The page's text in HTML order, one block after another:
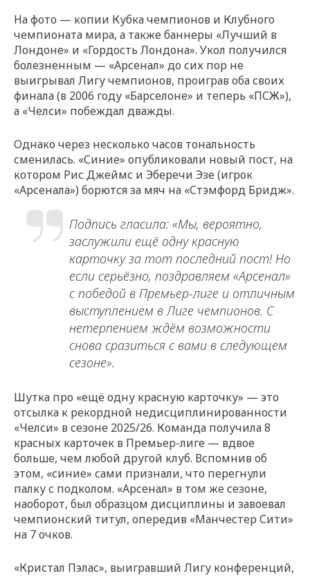
На фото — копии Кубка чемпионов и Клубного
чемпионата мира, а также баннеры «Лучший в
Лондоне» и «Гордость Лондона». Укол получился
болезненным — «Арсенал» до сих пор не
выигрывал Лигу чемпионов, проиграв оба своих
финала (в 2006 году «Барселоне» и теперь «ПСЖ»),
а «Челси» побеждал дважды.
Однако через несколько часов тональность
сменилась. «Синие» опубликовали новый пост, на
котором Рис Джеймс и Эберечи Эзе (игрок
«Арсенала») борются за мяч на «Стэмфорд Бридж».
Подпись гласила: «Мы, вероятно,
заслужили ещё одну красную
карточку за тот последний пост! Но
если серьёзно, поздравляем «Арсенал»
с победой в Премьер-лиге и отличным
выступлением в Лиге чемпионов. С
нетерпением ждём возможности
снова сразиться с вами в следующем
сезоне».
Шутка про «ещё одну красную карточку» — это
отсылка к рекордной недисциплинированности
«Челси» в сезоне 2025/26. Команда получила 8
красных карточек в Премьер-лиге — вдвое
больше, чем любой другой клуб. Вспомнив об
этом, «синие» сами признали, что перегнули
палку с подколом. «Арсенал» в том же сезоне,
наоборот, был образцом дисциплины и завоевал
чемпионский титул, опередив «Манчестер Сити»
на 7 очков.
«Кристал Пэлас», выигравший Лигу конференций,